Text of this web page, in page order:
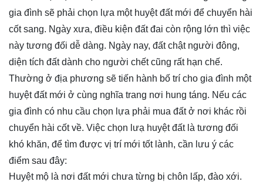
gia đình sẽ phải chọn lựa một huyệt đất mới để chuyển hài
cốt sang. Ngày xưa, điều kiện đất đai còn rộng lớn thì việc
này tương đối dễ dàng. Ngày nay, đất chật người đông,
diện tích đất dành cho người chết cũng rất hạn chế.
Thường ở địa phương sẽ tiến hành bố trí cho gia đình một
huyệt đất mới ở cùng nghĩa trang nơi hung táng. Nếu các
gia đình có nhu cầu chọn lựa phải mua đất ở nơi khác rồi
chuyển hài cốt về. Việc chọn lưạ huyệt đất là tương đối
khó khăn, để tìm được vị trí mới tốt lành, cần lưu ý các
điểm sau đây:
Huyệt mộ là nơi đất mới chưa từng bị chôn lấp, đào xới.